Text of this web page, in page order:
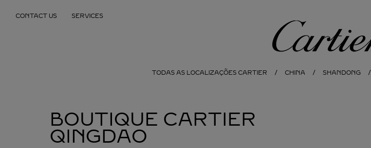
CONTACT US SERVICES
Cartier
TODAS AS LOCALIZAÇÕES CARTIER CHINA SHANDONG
BOUTIQUE CARTIER
QINGDAO